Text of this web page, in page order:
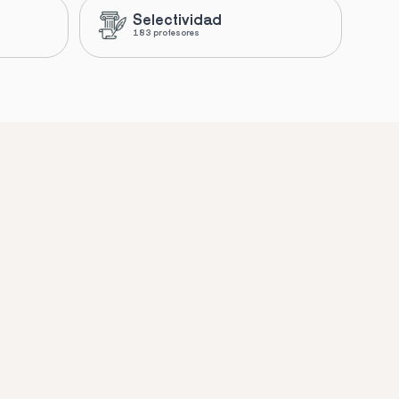
Selectividad
183 profesores